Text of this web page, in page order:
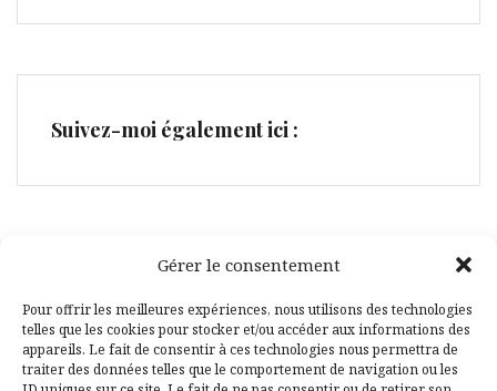
Gérer le consentement
Pour offrir les meilleures expériences, nous utilisons des technologies
telles que les cookies pour stocker et/ou accéder aux informations des
appareils. Le fait de consentir à ces technologies nous permettra de
traiter des données telles que le comportement de navigation ou les
Suivez-moi également ici :
Facebook
Pinterest